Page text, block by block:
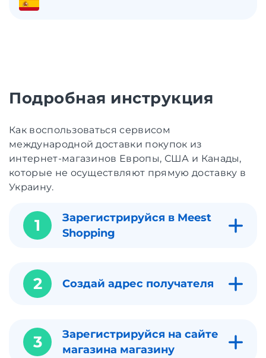
Подробная инструкция
Как воспользоваться сервисом
международной доставки покупок из
интернет-магазинов Европы, США и Канады,
которые не осуществляют прямую доставку в
Украину.
1
Зарегистрируйся в Meest
Shopping
2 Создай адрес получателя
3
Зарегистрируйся на сайте
магазина магазину